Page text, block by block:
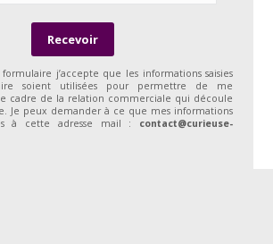
j’accepte que les informations saisies
soient utilisées pour permettre de me
cadre de la relation commerciale qui découle
Je peux demander à ce que mes informations
à cette adresse mail : contact@curieuse-